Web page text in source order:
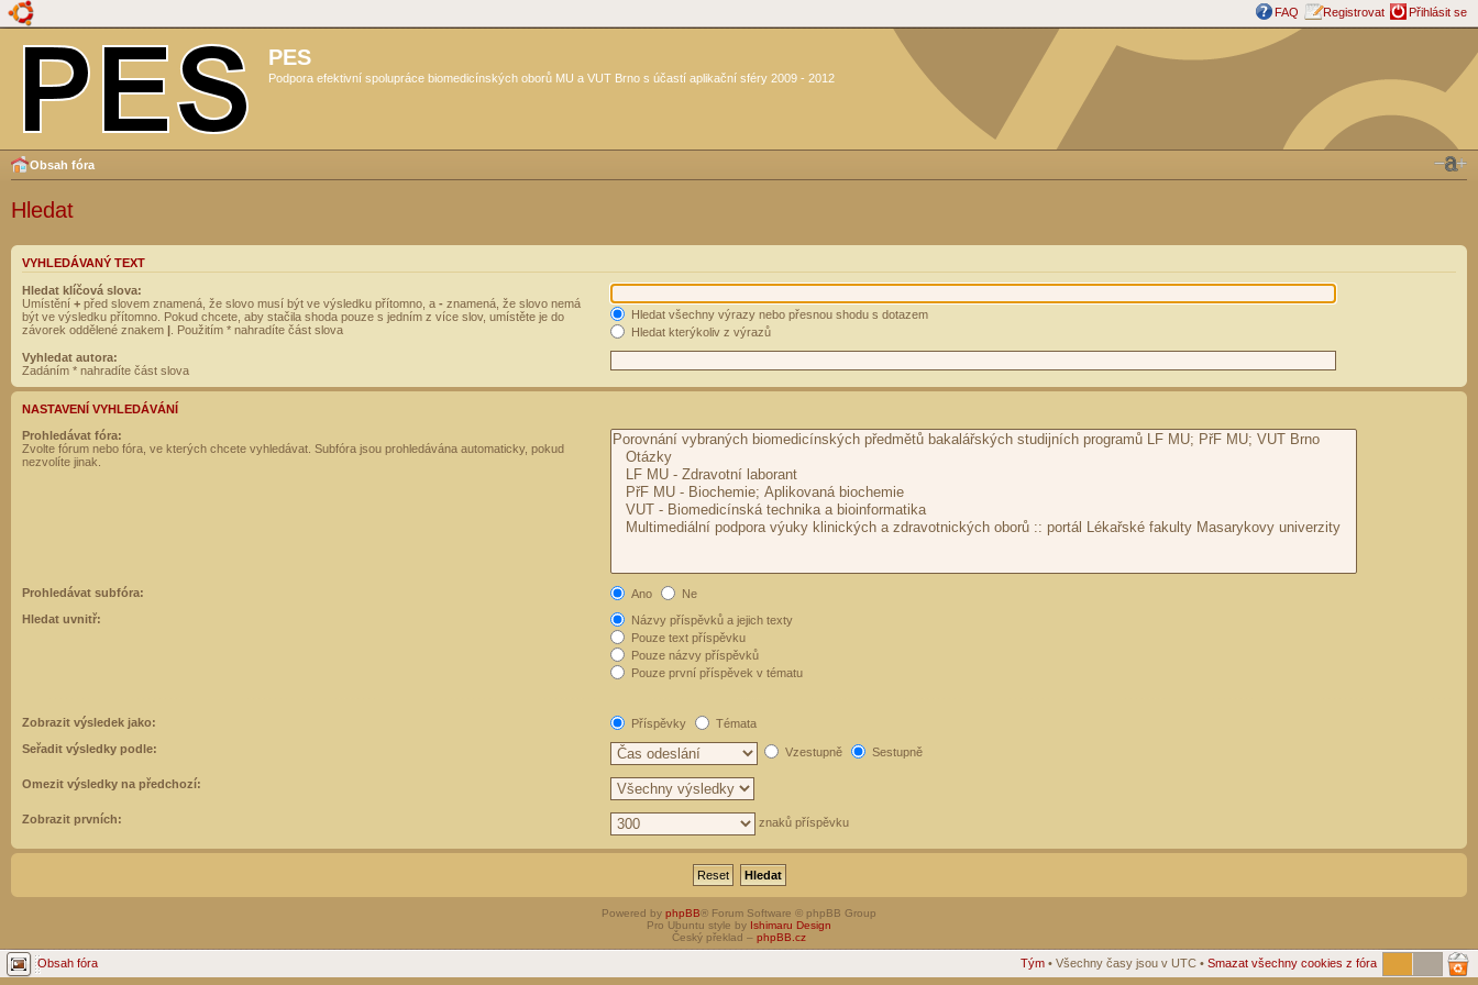
FAQ Registrovat Přihlásit se
PES
Podpora efektivní spolupráce biomedicínských oborů MU a VUT Brno s účastí aplikační sféry 2009 - 2012
Obsah fóra
Hledat
VYHLEDÁVANÝ TEXT
Hledat klíčová slova:
Umístění + před slovem znamená, že slovo musí být ve výsledku přítomno, a - znamená, že slovo nemá
být ve výsledku přítomno. Pokud chcete, aby stačila shoda pouze s jedním z více slov, umístěte je do
závorek oddělené znakem | . Použitím * nahradíte část slova
Hledat všechny výrazy nebo přesnou shodu s dotazem
Hledat kterýkoliv z výrazů
Vyhledat autora:
Zadáním * nahradíte část slova
NASTAVENÍ VYHLEDÁVÁNÍ
Prohledávat fóra:
Zvolte fórum nebo fóra, ve kterých chcete vyhledávat. Subfóra jsou prohledávána automaticky, pokud
nezvolíte jinak.
Prohledávat subfóra: Ano
Ne
Hledat uvnitř:
Názvy příspěvků a jejich texty
Pouze text příspěvku
Pouze názvy příspěvků
Pouze první příspěvek v tématu
Zobrazit výsledek jako: Příspěvky
Témata
Seřadit výsledky podle:
Vzestupně Sestupně
Omezit výsledky na předchozí:
Zobrazit prvních: znaků příspěvku
Powered by phpBB® Forum Software © phpBB Group
Pro Ubuntu style by Ishimaru Design
Český překlad – phpBB.cz
Obsah fóra Tým • Všechny časy jsou v UTC • Smazat všechny cookies z fóra